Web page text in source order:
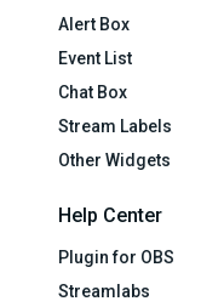
Alert Box
Event List
Chat Box
Stream Labels
Other Widgets
Help Center
Plugin for OBS
Streamlabs